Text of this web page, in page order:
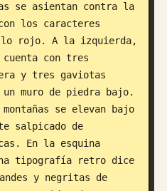
se asientan contra la
los caracteres
rojo. A la izquierda,
con tres
y tres gaviotas
muro de piedra bajo.
se elevan bajo
salpicado de
En la esquina
tipografía retro dice
y negritas de